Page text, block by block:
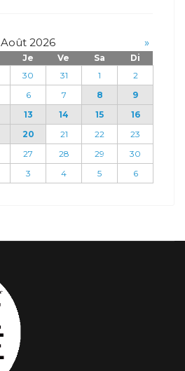
Août 2026 »
Je Ve Sa
Di
30 31 1
2
6 7 8
9
13 14 15
16
20 21 22
23
27 28 29
30
3 4 5 6